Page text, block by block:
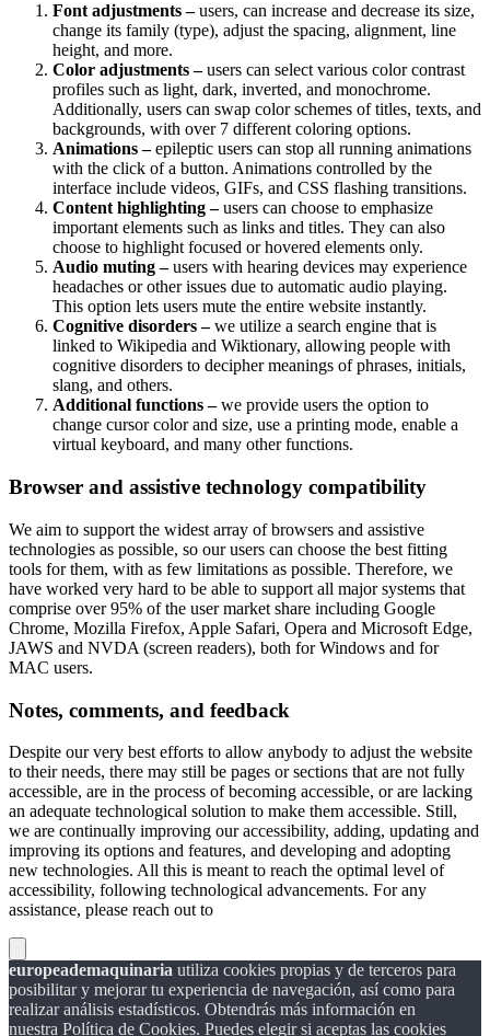
Font adjustments –users, can increase and decrease its size,
change its family (type), adjust the spacing, alignment, line
height, and more.
Color adjustments –users can select various color contrast
profiles such as light, dark, inverted, and monochrome.
Additionally, users can swap color schemes of titles, texts, and
backgrounds, with over 7 different coloring options.
Animations –epileptic users can stop all running animations
with the click of a button. Animations controlled by the
interface include videos, GIFs, and CSS flashing transitions.
Content highlighting –users can choose to emphasize
important elements such as links and titles. They can also
choose to highlight focused or hovered elements only.
Audio muting –users with hearing devices may experience
headaches or other issues due to automatic audio playing.
This option lets users mute the entire website instantly.
Cognitive disorders –we utilize a search engine that is
linked to Wikipedia and Wiktionary, allowing people with
cognitive disorders to decipher meanings of phrases, initials,
slang, and others.
Additional functions –we provide users the option to
change cursor color and size, use a printing mode, enable a
virtual keyboard, and many other functions.
Browser and assistive technology compatibility
We aim to support the widest array of browsers and assistive
technologies as possible, so our users can choose the best fitting
tools for them, with as few limitations as possible. Therefore, we
have worked very hard to be able to support all major systems that
comprise over 95% of the user market share including Google
Chrome, Mozilla Firefox, Apple Safari, Opera and Microsoft Edge,
JAWS and NVDA (screen readers), both for Windows and for
MAC users.
Notes, comments, and feedback
Despite our very best efforts to allow anybody to adjust the website
to their needs, there may still be pages or sections that are not fully
accessible, are in the process of becoming accessible, or are lacking
an adequate technological solution to make them accessible. Still,
we are continually improving our accessibility, adding, updating and
improving its options and features, and developing and adopting
new technologies. All this is meant to reach the optimal level of
accessibility, following technological advancements. For any
assistance, please reach out to
europeademaquinaria utiliza cookies propias y de terceros para
posibilitar y mejorar tu experiencia de navegación, así como para
realizar análisis estadísticos. Obtendrás más información en
nuestra Política de Cookies. Puedes elegir si aceptas las cookies